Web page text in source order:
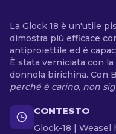
La Glock 18 è un'utile
dimostra più efficace
antiproiettile ed è
È stata verniciata con
donnola birichina. Con
perché è carino, non
CONTESTO
Glock-18 | Weasel